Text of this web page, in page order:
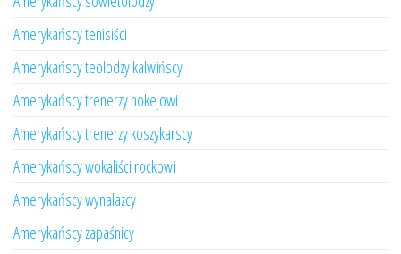
Amerykańscy tenisiści
Amerykańscy teolodzy kalwińscy
Amerykańscy trenerzy hokejowi
Amerykańscy trenerzy koszykarscy
Amerykańscy wokaliści rockowi
Amerykańscy wynalazcy
Amerykańscy zapaśnicy